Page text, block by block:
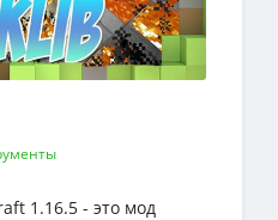
1.16.5 - это мод